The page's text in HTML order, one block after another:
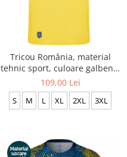
Tricou România, material
tehnic sport, culoare galbenă,
CS61
109,00 Lei
S M L XL 2XL 3XL